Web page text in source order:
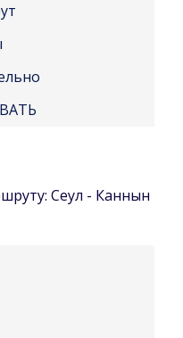
Сеул - Каннын